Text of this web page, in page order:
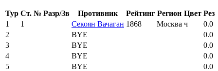
Тур Ст. № Разр/Зв Противник Рейтинг Регион Цвет Рез
1
1 Секоян Вачаган 1868 Москва ч
0.0
2
BYE
0.0
3
BYE
0.0
4
BYE
0.0
5
BYE
0.0